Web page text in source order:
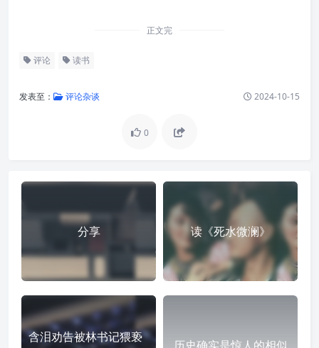
正文完
评论 读书
发表至： 评论杂谈 2024-10-15
0
分享 读《死水微澜》
含泪劝告被林书记猥亵